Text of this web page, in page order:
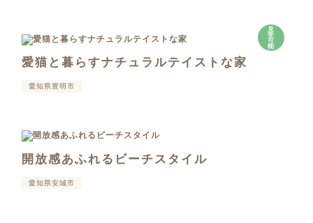
見
学
可
能
愛猫と暮らすナチュラルテイストな家
愛知県豊明市
開放感あふれるビーチスタイル
愛知県安城市